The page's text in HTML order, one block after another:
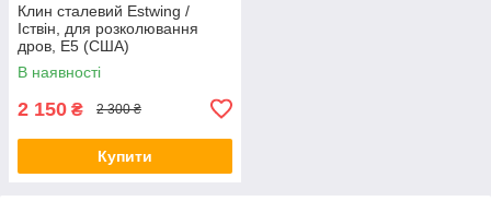
Клин сталевий Estwing /
Іствін, для розколювання
дров, E5 (США)
В наявності
2 150 ₴ 2 300 ₴
Купити